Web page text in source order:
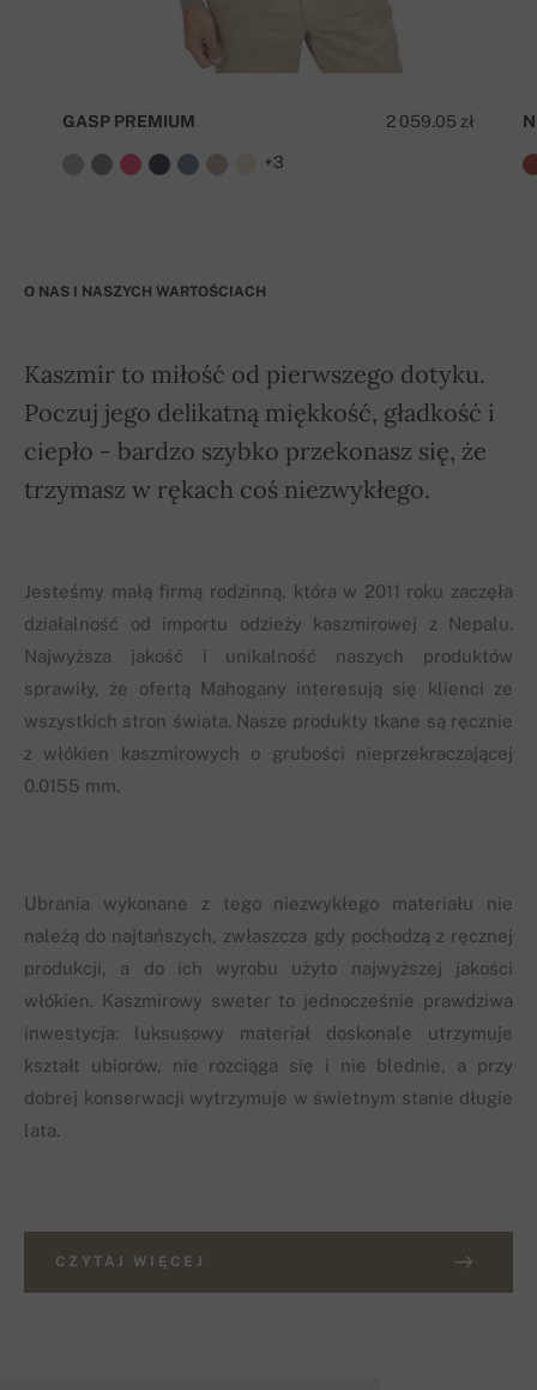
2 059.05 zł
GASP PREMIUM
+3
O NAS I NASZYCH WARTOŚCIACH
Kaszmir to miłość od pierwszego dotyku.
Poczuj jego delikatną miękkość, gładkość i
ciepło - bardzo szybko przekonasz się, że
trzymasz w rękach coś niezwykłego.
Jesteśmy małą firmą rodzinną, która w 2011 roku zaczęła
działalność od importu odzieży kaszmirowej z Nepalu.
Najwyższa jakość i unikalność naszych produktów
sprawiły, że ofertą Mahogany interesują się klienci ze
wszystkich stron świata. Nasze produkty tkane są ręcznie
z włókien kaszmirowych o grubości nieprzekraczającej
0.0155 mm.
Ubrania wykonane z tego niezwykłego materiału nie
należą do najtańszych, zwłaszcza gdy pochodzą z ręcznej
produkcji, a do ich wyrobu użyto najwyższej jakości
włókien. Kaszmirowy sweter to jednocześnie prawdziwa
inwestycja: luksusowy materiał doskonale utrzymuje
kształt ubiorów, nie rozciąga się i nie blednie, a przy
dobrej konserwacji wytrzymuje w świetnym stanie długie
lata.
CZYTAJ WIĘCEJ